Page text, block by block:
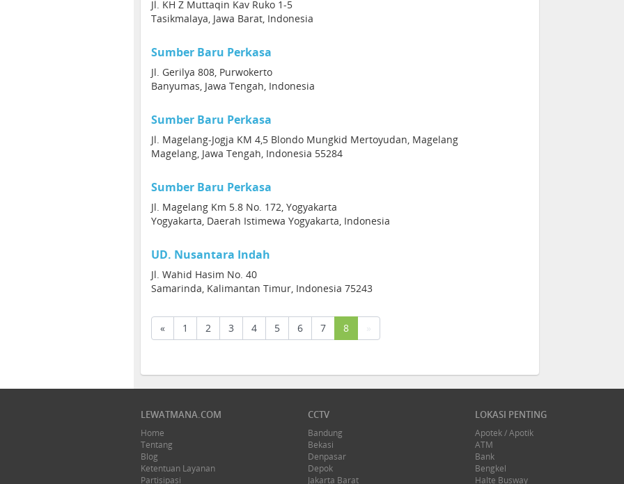
Jl. KH Z Muttaqin Kav Ruko 1-5
Tasikmalaya, Jawa Barat, Indonesia
Sumber Baru Perkasa
Jl. Gerilya 808, Purwokerto
Banyumas, Jawa Tengah, Indonesia
Sumber Baru Perkasa
Jl. Magelang-Jogja KM 4,5 Blondo Mungkid Mertoyudan, Magelang
Magelang, Jawa Tengah, Indonesia 55284
Sumber Baru Perkasa
Jl. Magelang Km 5.8 No. 172, Yogyakarta
Yogyakarta, Daerah Istimewa Yogyakarta, Indonesia
UD. Nusantara Indah
Jl. Wahid Hasim No. 40
Samarinda, Kalimantan Timur, Indonesia 75243
« 1 2 3 4 5 6 7 8(current)
»
LEWATMANA.COM
Home
Tentang
Blog
Ketentuan Layanan
Partisipasi
CCTV
Bandung
Bekasi
Denpasar
Depok
Jakarta Barat
LOKASI PENTING
Apotek / Apotik
ATM
Bank
Bengkel
Halte Busway